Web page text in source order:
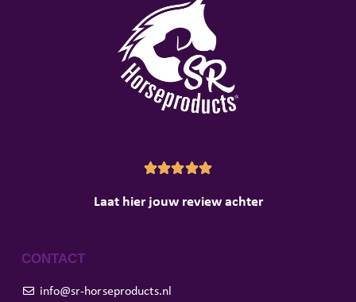

Laat hier jouw review achter
CONTACT
info@sr-horseproducts.nl